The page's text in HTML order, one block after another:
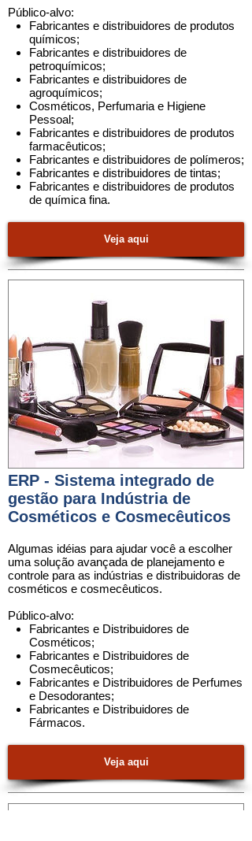
Público-alvo:
Fabricantes e distribuidores de produtos
químicos;
Fabricantes e distribuidores de
petroquímicos;
Fabricantes e distribuidores de
agroquímicos;
Cosméticos, Perfumaria e Higiene
Pessoal;
Fabricantes e distribuidores de produtos
farmacêuticos;
Fabricantes e distribuidores de polímeros;
Fabricantes e distribuidores de tintas;
Fabricantes e distribuidores de produtos
de química fina.
Veja aqui
ERP - Sistema integrado de
gestão para Indústria de
Cosméticos e Cosmecêuticos
Algumas idéias para ajudar você a escolher
uma solução avançada de planejamento e
controle para as indústrias e distribuidoras de
cosméticos e cosmecêuticos.
Público-alvo:
Fabricantes e Distribuidores de
Cosméticos;
Fabricantes e Distribuidores de
Cosmecêuticos;
Fabricantes e Distribuidores de Perfumes
e Desodorantes;
Fabricantes e Distribuidores de
Fármacos.
Veja aqui